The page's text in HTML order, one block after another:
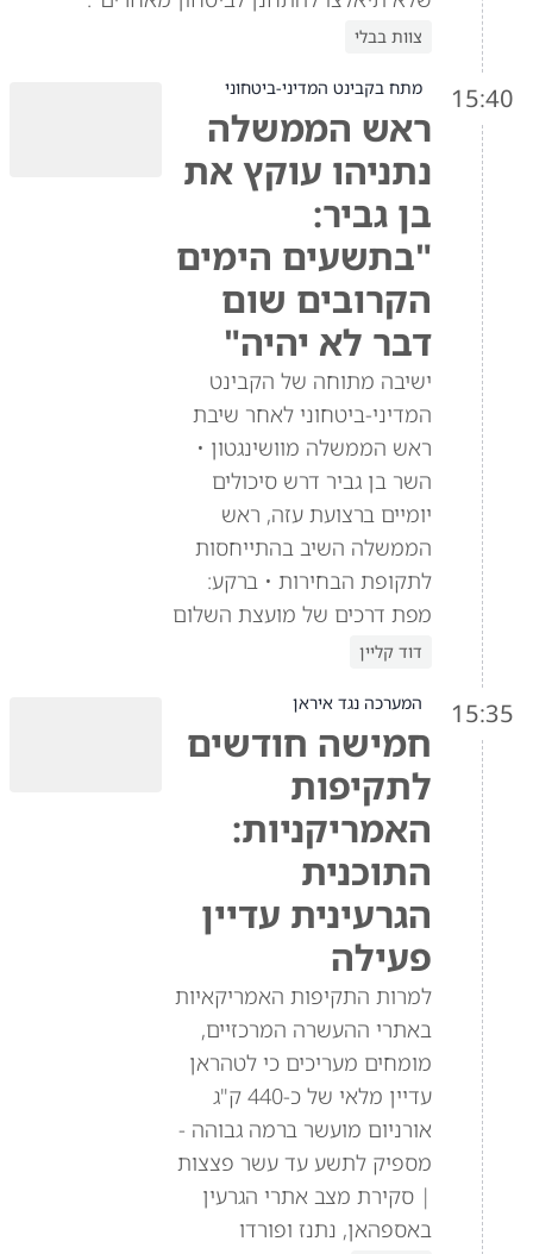
צוות בבלי
15:40 מתח בקבינט המדיני-ביטחוני
ראש הממשלה
נתניהו עוקץ את
בן גביר:
"בתשעים הימים
הקרובים שום
דבר לא יהיה"
ישיבה מתוחה של הקבינט
המדיני-ביטחוני לאחר שיבת
ראש הממשלה מוושינגטון •
השר בן גביר דרש סיכולים
יומיים ברצועת עזה, ראש
הממשלה השיב בהתייחסות
לתקופת הבחירות • ברקע:
מפת דרכים של מועצת השלום
דוד קליין
15:35 המערכה נגד איראן
חמישה חודשים
לתקיפות
האמריקניות:
התוכנית
הגרעינית עדיין
פעילה
למרות התקיפות האמריקאיות
באתרי ההעשרה המרכזיים,
מומחים מעריכים כי לטהראן
עדיין מלאי של כ-440 ק"ג
אורניום מועשר ברמה גבוהה -
מספיק לתשע עד עשר פצצות
| סקירת מצב אתרי הגרעין
באספהאן, נתנז ופורדו